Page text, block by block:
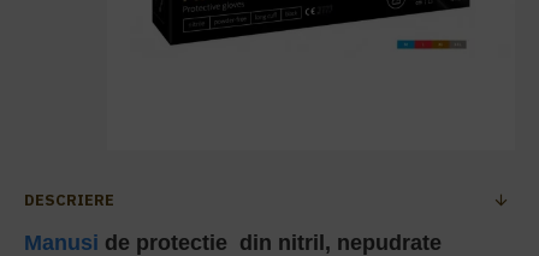
DESCRIERE
Manusi de protectie din nitril, nepudrate